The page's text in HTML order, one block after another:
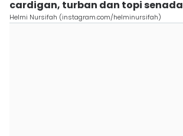
cardigan, turban dan topi senada
Helmi Nursifah (instagram.com/helminursifah)